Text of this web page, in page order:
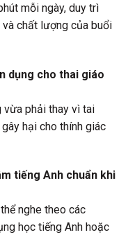
mỗi ngày, duy trì
chất lượng của buổi
dụng cho thai giáo
vừa phải thay vì tai
hại cho thính giác
tiếng Anh chuẩn khi
nghe theo các
học tiếng Anh hoặc